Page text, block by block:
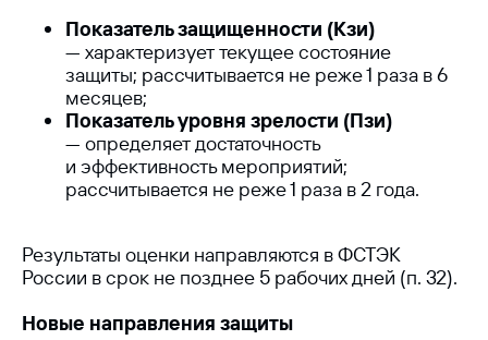
Показатель защищенности (Кзи)
— характеризует текущее состояние
защиты; рассчитывается не реже 1 раза в 6
месяцев;
Показатель уровня зрелости (Пзи)
— определяет достаточность
и эффективность мероприятий;
рассчитывается не реже 1 раза в 2 года.
Результаты оценки направляются в ФСТЭК
России в срок не позднее 5 рабочих дней (п. 32).
Новые направления защиты